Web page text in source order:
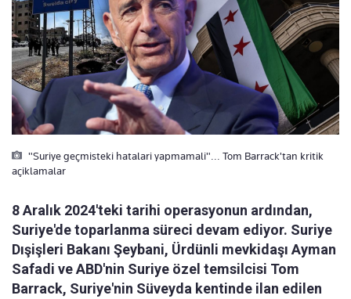
"Suriye geçmisteki hatalari yapmamali"... Tom Barrack'tan kritik
açiklamalar
8 Aralık 2024'teki tarihi operasyonun ardından,
Suriye'de toparlanma süreci devam ediyor. Suriye
Dışişleri Bakanı Şeybani, Ürdünli mevkidaşı Ayman
Safadi ve ABD'nin Suriye özel temsilcisi Tom
Barrack, Suriye'nin Süveyda kentinde ilan edilen